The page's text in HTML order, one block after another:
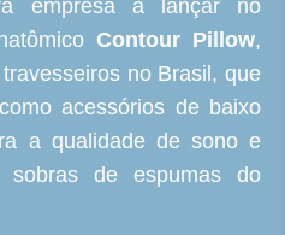
empresa a lançar no
Contour Pillow,
no Brasil, que
acessórios de baixo
a qualidade de sono e
sobras de espumas do